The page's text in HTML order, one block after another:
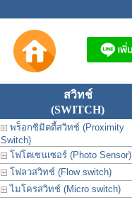
สวิทช์
(SWITCH)
พร็อกซิมิตตี้สวิทช์ (Proximity
Switch)
โฟโตเซนเซอร์ (Photo Sensor)
โฟลวสวิทช์ (Flow switch)
ไมโครสวิทช์ (Micro switch)